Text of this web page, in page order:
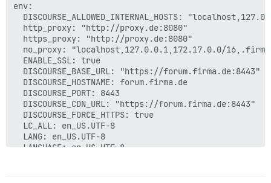
env:
DISCOURSE_ALLOWED_INTERNAL_HOSTS:
  http_proxy: "http://proxy.de:8080"
  https_proxy: "http://proxy.de:8080"
no_proxy: "localhost,127.0.0.1,172.17.0.0/
  ENABLE_SSL: true
  DISCOURSE_BASE_URL: "https://forum.firma.de:8443"
  DISCOURSE_HOSTNAME: forum.firma.de
  DISCOURSE_PORT: 8443
  DISCOURSE_CDN_URL: "https://forum.firma.de:8443"
  DISCOURSE_FORCE_HTTPS: true
  LC_ALL: en_US.UTF-8
  LANG: en_US.UTF-8
  LANGUAGE: en_US.UTF-8